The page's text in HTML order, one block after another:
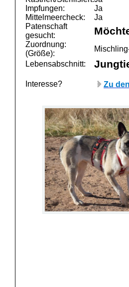
Impfungen:
Ja
Mittelmeercheck:
Ja
Patenschaft
gesucht:
Zuordnung:
(Größe):
Lebensabschnitt:
Interesse? Zu